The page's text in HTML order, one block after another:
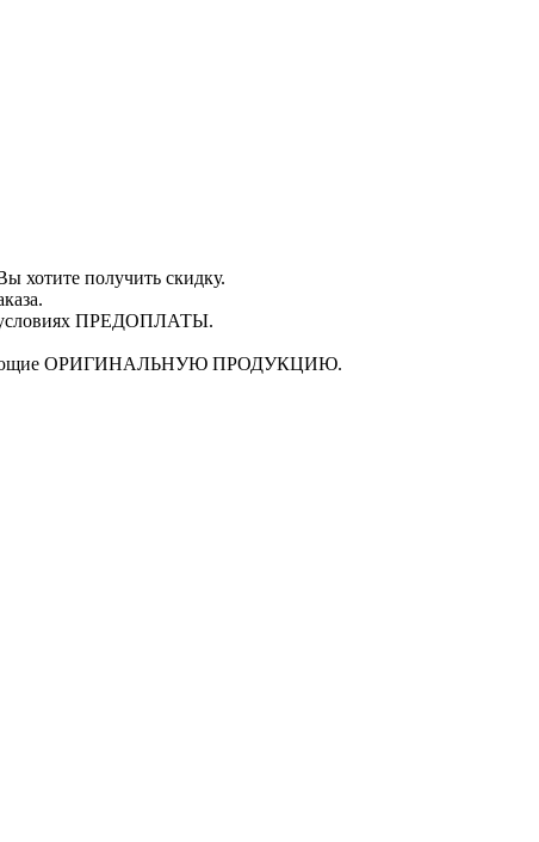
хотите получить скидку.
ПРЕДОПЛАТЫ.
ОРИГИНАЛЬНУЮ ПРОДУКЦИЮ.